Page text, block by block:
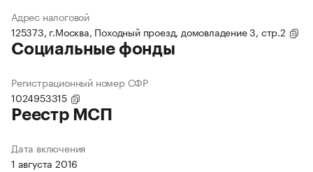
Адрес налоговой
125373, г.Москва, Походный проезд, домовладение 3, стр.2
Социальные фонды
Регистрационный номер СФР
1024953315
Реестр МСП
Дата включения
1 августа 2016